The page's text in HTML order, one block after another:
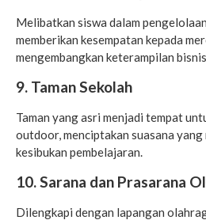
Melibatkan siswa dalam
memberikan kesempatan kepada
mengembangkan keterampilan
9. Taman Sekolah
Taman yang asri menjadi tempat
outdoor, menciptakan suasana
kesibukan pembelajaran.
10. Sarana dan Prasarana
Dilengkapi dengan lapangan